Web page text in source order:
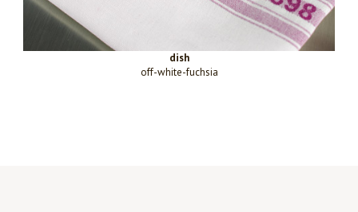
dish
off-white-fuchsia